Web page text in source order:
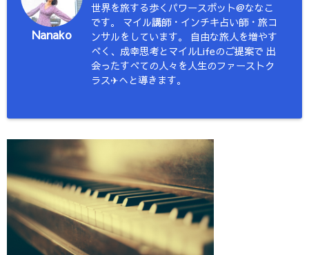
Nanako
世界を旅する歩くパワースポット@ななこ
です。 マイル講師・インチキ占い師・旅コ
ンサルをしています。 自由な旅人を増やす
べく、成幸思考とマイルLifeのご提案で 出
会ったすべての人々を人生のファーストク
ラス✈︎へと導きます。